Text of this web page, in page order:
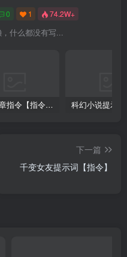
0 1 74.2W+
什么都没有写...
仿写文章指令【指令+教程】
下一篇
千变女友提示词【指令】